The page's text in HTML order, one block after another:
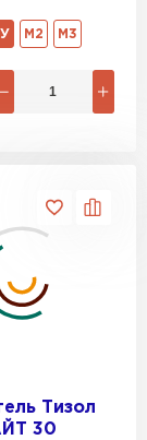
М2 М3
Тизол
30